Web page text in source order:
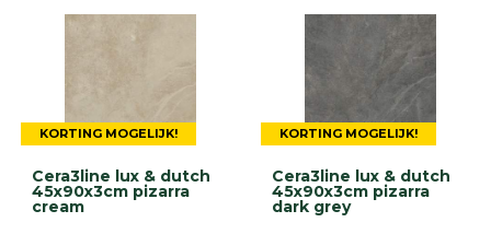
KORTING MOGELIJK!
Cera3line lux & dutch
45x90x3cm pizarra
cream
KORTING MOGELIJK!
Cera3line lux & dutch
45x90x3cm pizarra
dark grey